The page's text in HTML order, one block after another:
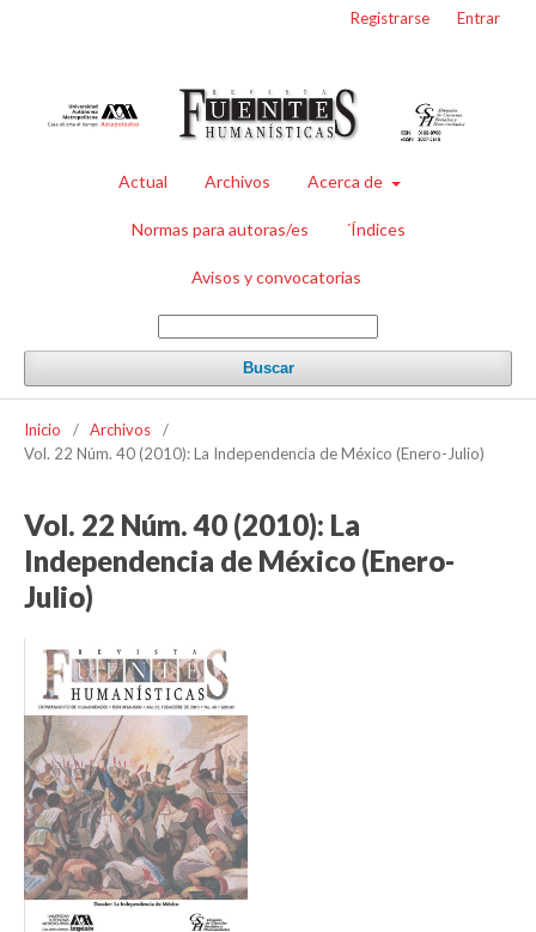
Actual Archivos Acerca de
Normas para autoras/es ´Índices
Avisos y convocatorias
Buscar
Registrarse Entrar
Inicio / Archivos
/
Vol. 22 Núm. 40 (2010): La Independencia de México (Enero-Julio)
Vol. 22 Núm. 40 (2010): La
Independencia de México (Enero-
Julio)